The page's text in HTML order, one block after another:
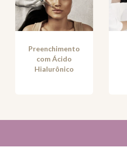
Preenchimento
com Ácido
Hialurônico